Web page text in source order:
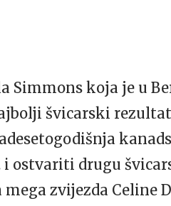
Simmons koja je u
švicarski rezultat
i ostvariti drugu
zvijezda Celine